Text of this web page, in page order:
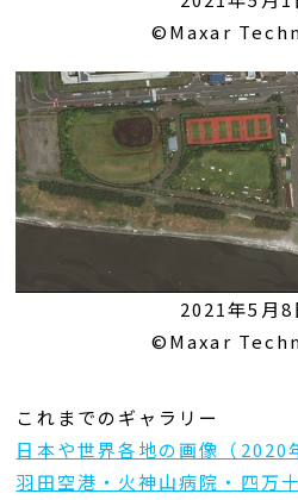
©Maxar
2021年5月8
©Maxar
これまでのギャラリー
日本や世界各地の画像（2020
羽田空港・火神山病院・四万